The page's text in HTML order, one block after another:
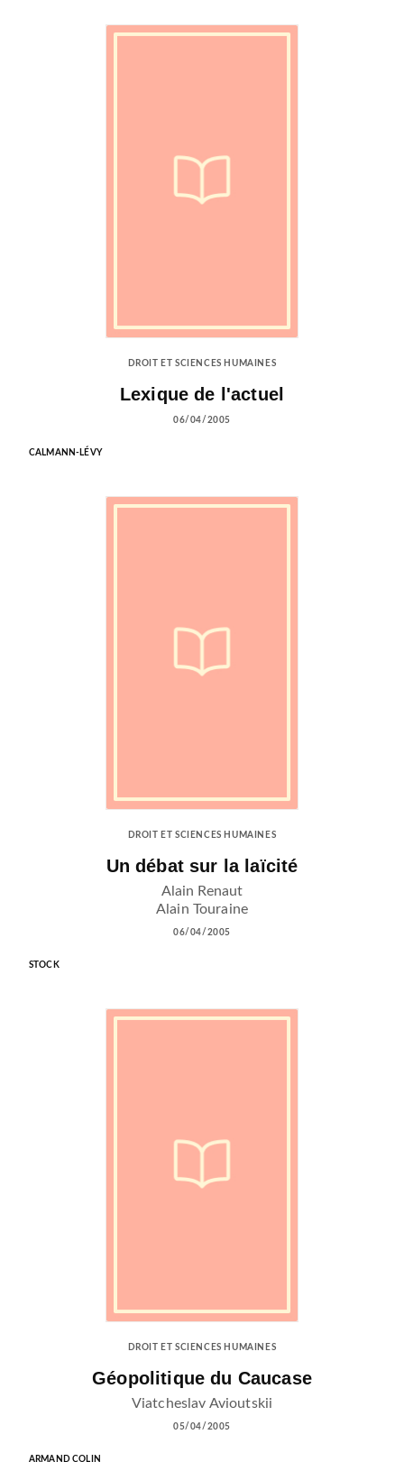
DROIT ET SCIENCES HUMAINES
Lexique de l'actuel
06/04/2005
CALMANN-LÉVY
DROIT ET SCIENCES HUMAINES
Un débat sur la laïcité
Alain Renaut
Alain Touraine
06/04/2005
STOCK
DROIT ET SCIENCES HUMAINES
Géopolitique du Caucase
Viatcheslav Avioutskii
05/04/2005
ARMAND COLIN